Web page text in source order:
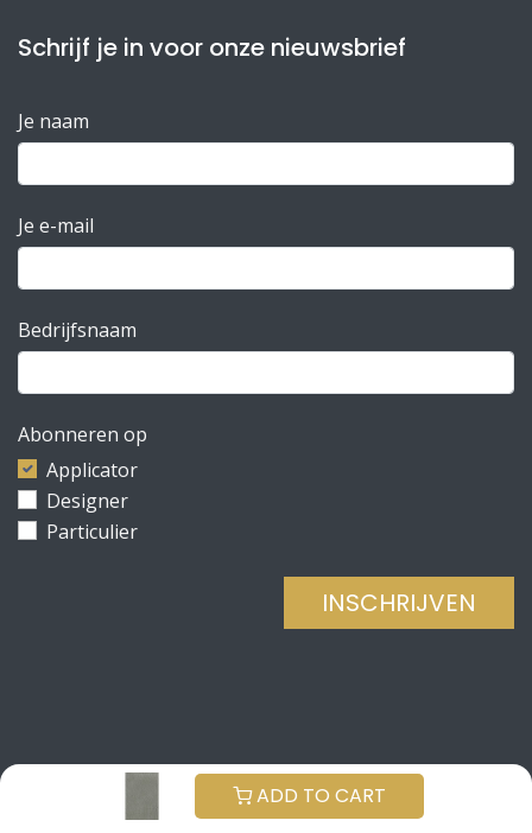
ADD TO CART
Schrijf je in voor onze nieuwsbrief
Je naam
Je e-mail
Bedrijfsnaam
Abonneren op
Applicator
Designer
Particulier
INSCHRIJVEN
Copyright © Be Concrete NEDERLANDS (BE)
Aangeboden door - De #1Open source e-